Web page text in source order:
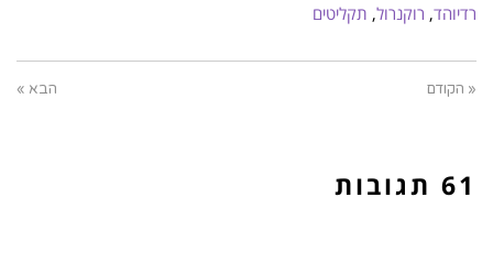
רדיוהד, רוקנרול, תקליטים
« הקודם הבא »
61 תגובות